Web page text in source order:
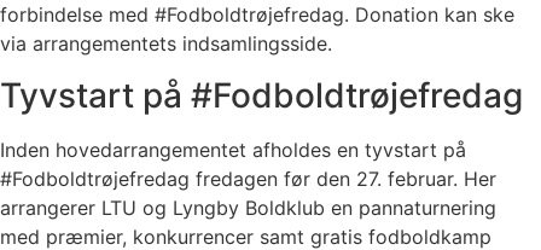
forbindelse med #Fodboldtrøjefredag. Donation kan ske
via arrangementets indsamlingsside.
Tyvstart på #Fodboldtrøjefredag
Inden hovedarrangementet afholdes en tyvstart på
#Fodboldtrøjefredag fredagen før den 27. februar. Her
arrangerer LTU og Lyngby Boldklub en pannaturnering
med præmier, konkurrencer samt gratis fodboldkamp